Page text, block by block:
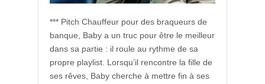
*** Pitch Chauffeur pour des braqueurs de
banque, Baby a un truc pour être le meilleur
dans sa partie : il roule au rythme de sa
propre playlist. Lorsqu’il rencontre la fille de
ses rêves, Baby cherche à mettre fin à ses